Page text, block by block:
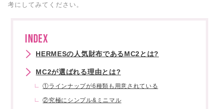
考にしてみてください。
INDEX
HERMESの人気財布であるMC2とは?
MC2が選ばれる理由とは?
①ラインナップが6種類も用意されている
②究極にシンプル&ミニマル